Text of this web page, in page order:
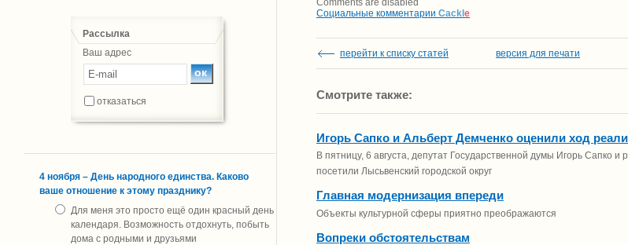
Рассылка
Ваш адрес
отказаться
4 ноября – День народного единства. Каково
ваше отношение к этому празднику?
Для меня это просто ещё один красный день
календаря. Возможность отдохнуть, побыть
дома с родными и друзьями
Comments are disabled
Социальные комментарии Cackle
перейти к списку статей версия для печати
Смотрите также:
Игорь Сапко и Альберт Демченко оценили ход
В пятницу, 6 августа, депутат Государственной думы Игорь Сапко
посетили Лысьвенский городской округ
Главная модернизация впереди
Объекты культурной сферы приятно преображаются
Вопреки обстоятельствам